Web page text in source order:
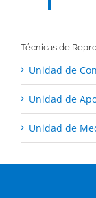
Técnicas de
Unidad de
Unidad de
Unidad de